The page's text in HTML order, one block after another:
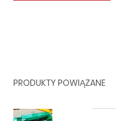
PRODUKTY POWIĄZANE